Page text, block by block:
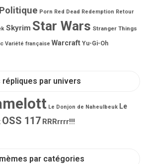
Politique Porn Red Dead Redemption Retour
Skyrim Star Wars Stranger Things
Variété française Warcraft Yu-Gi-Oh
répliques par univers
Le Donjon de Naheulbeuk Le
OSS 117 RRRrrrr!!!
par catégories